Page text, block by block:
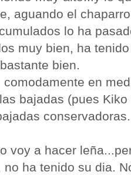
aguando el
lo ha
muy bien, ha
bien.
comodamente en
bajadas (pues
conservadoras.
voy a hacer
no ha tenido su dia.